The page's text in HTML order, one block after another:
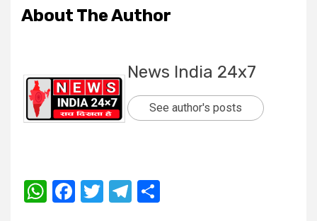
About The Author
News India 24x7
See author's posts
WhatsApp
Facebook
TwitterTelegram